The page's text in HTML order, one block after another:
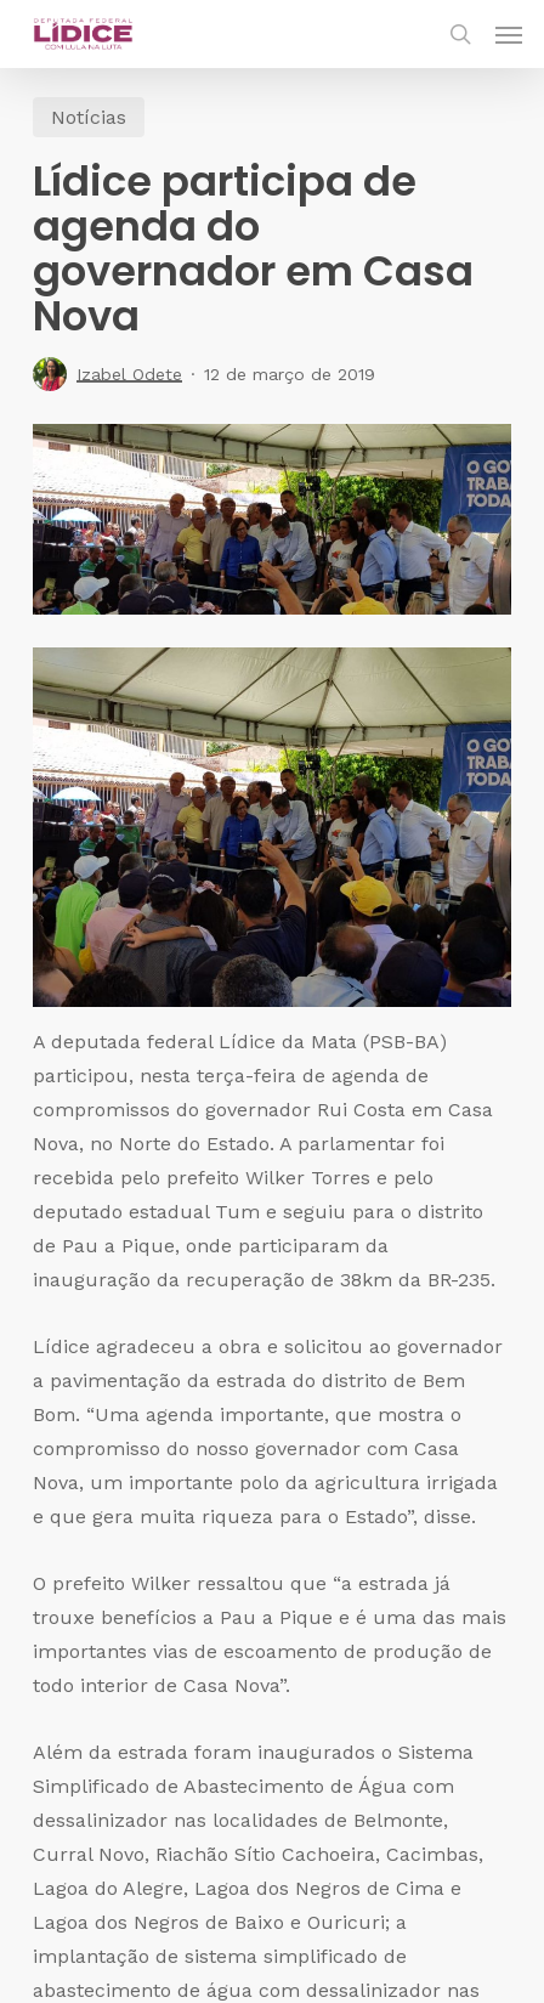
Skip
contentNotícias
Lídice participa de
agenda do
governador em Casa
Nova
Izabel Odete 12 de março de 2019
A deputada federal Lídice da Mata (PSB-BA)
participou, nesta terça-feira de agenda de
compromissos do governador Rui Costa em Casa
Nova, no Norte do Estado. A parlamentar foi
recebida pelo prefeito Wilker Torres e pelo
deputado estadual Tum e seguiu para o distrito
de Pau a Pique, onde participaram da
inauguração da recuperação de 38km da BR-235.
Lídice agradeceu a obra e solicitou ao governador
a pavimentação da estrada do distrito de Bem
Bom. “Uma agenda importante, que mostra o
compromisso do nosso governador com Casa
Nova, um importante polo da agricultura irrigada
e que gera muita riqueza para o Estado”, disse.
O prefeito Wilker ressaltou que “a estrada já
trouxe benefícios a Pau a Pique e é uma das mais
importantes vias de escoamento de produção de
todo interior de Casa Nova”.
Além da estrada foram inaugurados o Sistema
Simplificado de Abastecimento de Água com
dessalinizador nas localidades de Belmonte,
Curral Novo, Riachão Sítio Cachoeira, Cacimbas,
Lagoa do Alegre, Lagoa dos Negros de Cima e
Lagoa dos Negros de Baixo e Ouricuri; a
implantação de sistema simplificado de
abastecimento de água com dessalinizador nas